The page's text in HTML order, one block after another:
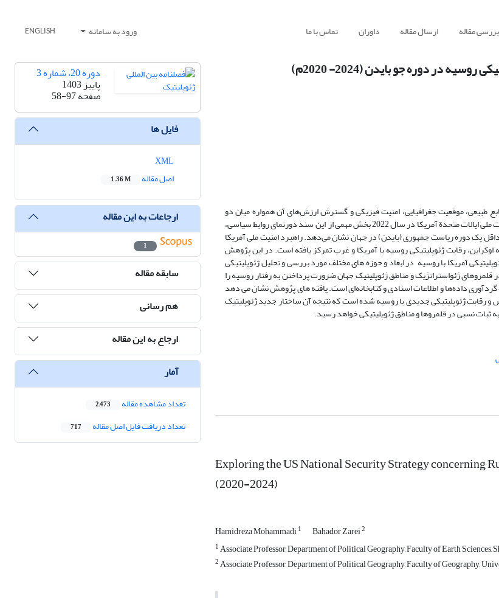
مقاله ارسال مقاله داوران تماس با ما ورود به سامانه ENGLISH
در دوره جو بایدن (2024- 2020م)
طبیعی، موقعیت جغرافیایی، امنیت فیزیکی و گسترش ارزش‌های آن همواره میان دو
نگرش انزواطلبی و گرایش بین‌الملل‌خواهی در فراز و فرود بوده است. آخرین سند راهبرد امنیت ملی ایالات متحدة آمریکا در سال 2022 بخش مهمی از این سند دورنمای روابط سیاسی،
یک دوره ریاست جمهوری (بایدن) در جهان نشان می‌دهد. راهبرد امنیت ملی آمریکا
رقابت ژئوپلیتیکی روسیه با آمریکا و غرب تمرکز یافته است. در این پژوهش
آمریکا با روسیه در ابعاد و حوزه های مختلف مورد بررسی و تحلیل ژئوپلیتیکی
ژئواستراتژیک و مناطق ژئوپلیتیک جهان ضرورت پرداختن به رفتار روسیه را
داده‌ها و اطلاعات اسنادی و کتابخانه‌ای است. یافته های پژوهش نشان می دهد
و رقابت ژئوپلیتیکی جدیدی با روسیه شده است که نتیجه آن ساختار جدید ژئوپلیتیک
ثبات نسبی در قلمروها و مناطق ژئوپلیتیکی خواهد رسید.
Exploring the US National Security Strategy concerning
(2020-2024)
Hamidreza Mohammadi1 Bahador Zarei2
1Associate Professor, Department of Political Geography, Faculty of Earth Sciences,
2Associate Professor, Department of Political Geography, Faculty of Geography,
دوره 20، شماره 3
پاییز 1403
صفحه58-97
فایل ها
اصل مقاله
1.36 M
ارجاعات به این مقاله
1
سابقه مقاله
هم رسانی
ارجاع به این مقاله
آمار
تعداد مشاهده مقاله 2,473
تعداد دریافت فایل اصل مقاله 717